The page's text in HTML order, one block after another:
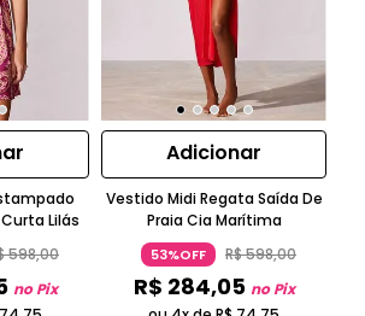
Lilás
598,00
no Pix
Adicionar
Vestido Midi Regata Saída De
Praia Cia Marítima
53%OFF R$598,00
R$ 284,05 no Pix